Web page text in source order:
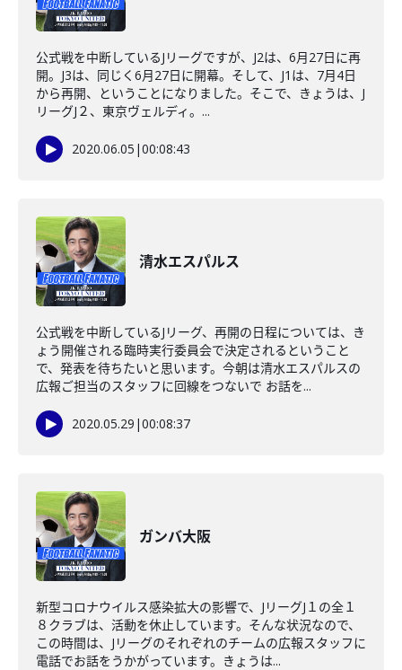
公式戦を中断しているJリーグですが、J2は、6月27日に再
開。J3は、同じく6月27日に開幕。そして、J1は、7月4日
から再開、ということになりました。そこで、きょうは、J
リーグJ２、東京ヴェルディ。...
2020.06.05 |00:08:43
清水エスパルス
公式戦を中断しているJリーグ、再開の日程については、き
ょう開催される臨時実行委員会で決定されるということ
で、発表を待ちたいと思います。今朝は清水エスパルスの
広報ご担当のスタッフに回線をつないで お話を...
2020.05.29 |00:08:37
ガンバ大阪
新型コロナウイルス感染拡大の影響で、JリーグJ１の全１
８クラブは、活動を休止しています。そんな状況なので、
この時間は、Jリーグのそれぞれのチームの広報スタッフに
電話でお話をうかがっています。きょうは...